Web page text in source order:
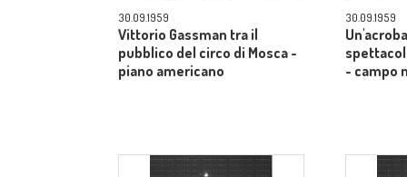
30.09.1959
Vittorio Gassman tra il
pubblico del circo di Mosca -
piano americano
30.09.1959
- campo